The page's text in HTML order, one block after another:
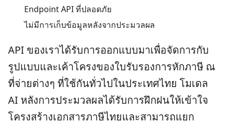
Endpoint API ที่ปลอดภัย
ไม่มีการเก็บข้อมูลหลังจากประมวลผล
API ของเราได้รับการออกแบบมาเพื่อจัดการกับ
รูปแบบและเค้าโครงของใบรับรองการหักภาษี ณ
ที่จ่ายต่างๆ ที่ใช้กันทั่วไปในประเทศไทย โมเดล
AI หลังการประมวลผลได้รับการฝึกฝนให้เข้าใจ
โครงสร้างเอกสารภาษีไทยและสามารถแยก